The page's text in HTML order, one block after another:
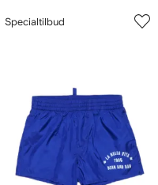
Specialtilbud